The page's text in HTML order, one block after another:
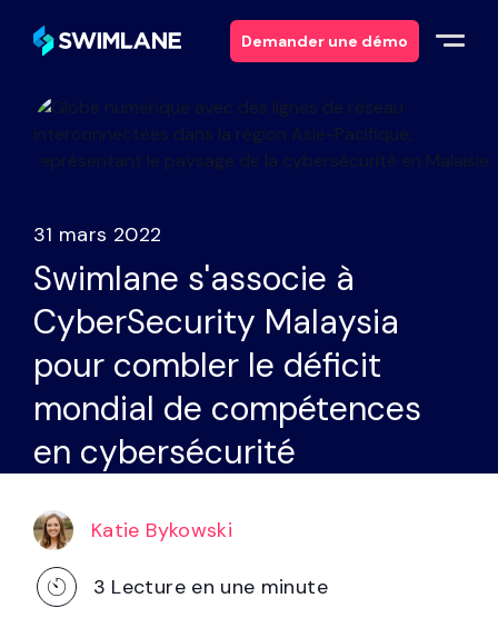
Demander une démo
Pourquoi Swimlane ?
Produits
Services
Ressources
À propos
Partenaires
Contact
31 mars 2022
Swimlane s'associe à
CyberSecurity Malaysia
pour combler le déficit
mondial de compétences
en cybersécurité
Katie Bykowski
3 Lecture en une minute